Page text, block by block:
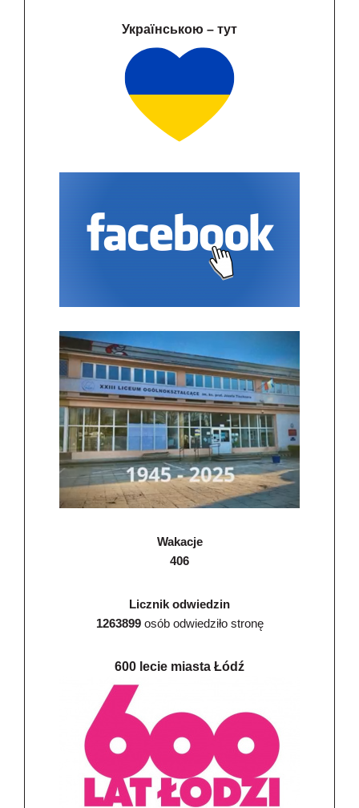
Українською – тут
Wakacje
406
Licznik odwiedzin
1263899osób odwiedziło stronę
600 lecie miasta Łódź